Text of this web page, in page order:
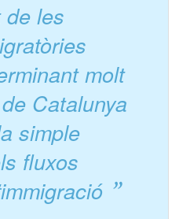
de les
molt
Catalunya
simple
fluxos